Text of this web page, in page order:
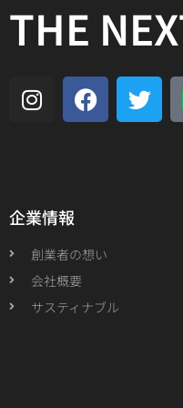
THE
企業情報
創業者の想い
会社概要
サスティナブル